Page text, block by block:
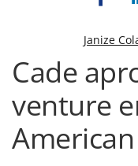
Janize
Cade
venture